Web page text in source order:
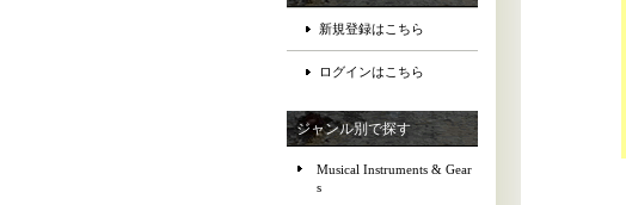
新規登録はこちら
ログインはこちら
ジャンル別で探す
Musical Instruments & Gear
s